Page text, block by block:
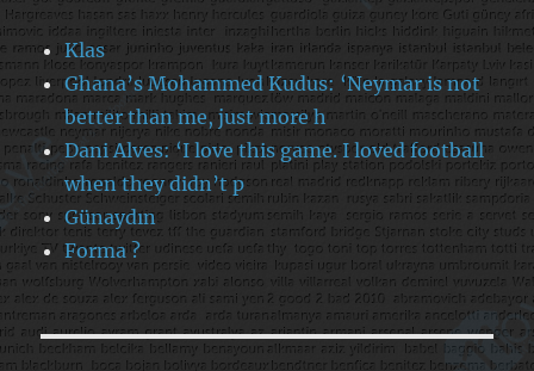
Klas
Ghana’s Mohammed Kudus: ‘Neymar is not
better than me, just more h
Dani Alves: ‘I love this game. I loved football
when they didn’t p
Günaydın
Forma ?